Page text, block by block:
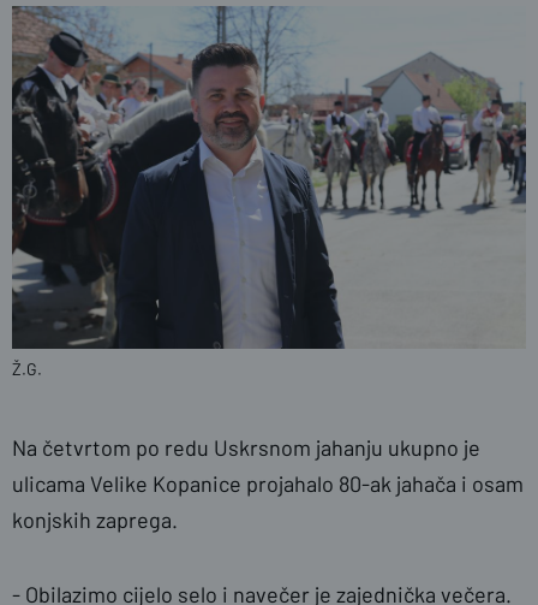
Ž.G.
Na četvrtom po redu Uskrsnom jahanju ukupno je
ulicama Velike Kopanice projahalo 80-ak jahača i osam
konjskih zaprega.
- Obilazimo cijelo selo i navečer je zajednička večera.